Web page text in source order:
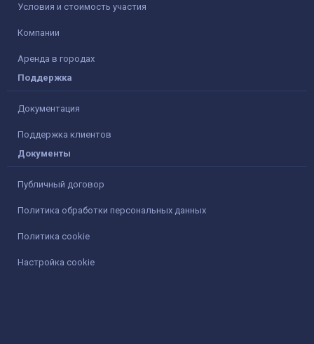
Условия и стоимость участия
Компании
Аренда в городах
Поддержка
Документация
Поддержка клиентов
Документы
Публичный договор
Политика обработки персональных данных
Политика cookie
Настройка cookie